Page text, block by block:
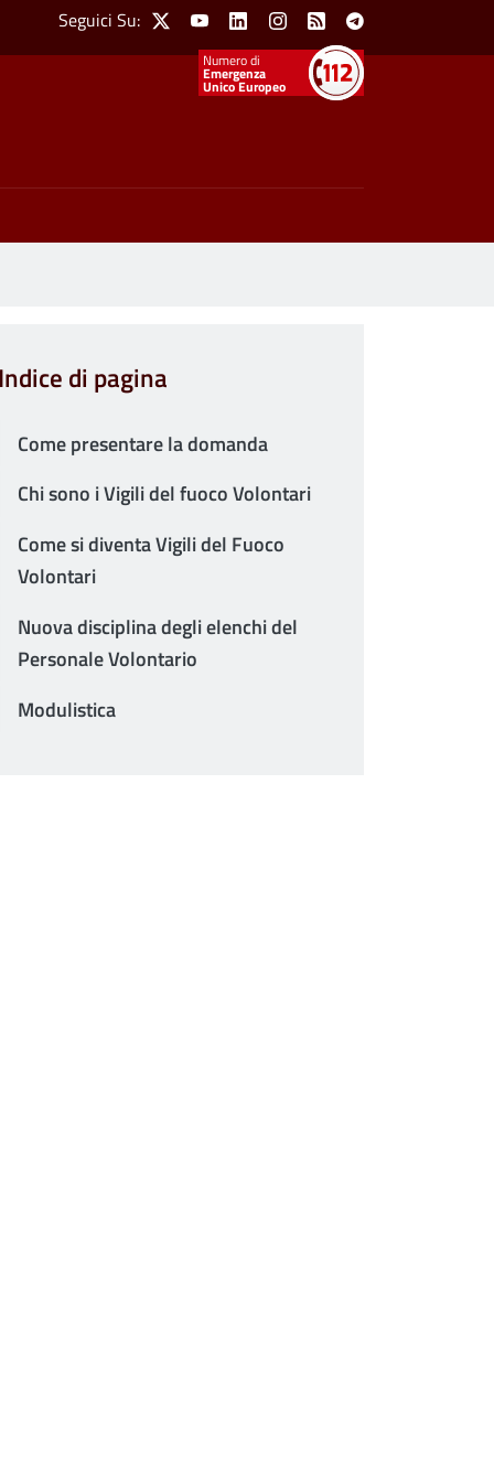
Social Menu
Seguici Su: X YoutubeLinkedinInstagram
Feed Telegram
Emergenza
Unico Europeo
Indice di pagina
Come presentare la domanda
Chi sono i Vigili del fuoco Volontari
Come si diventa Vigili del Fuoco
Volontari
Nuova disciplina degli elenchi del
Personale Volontario
Modulistica